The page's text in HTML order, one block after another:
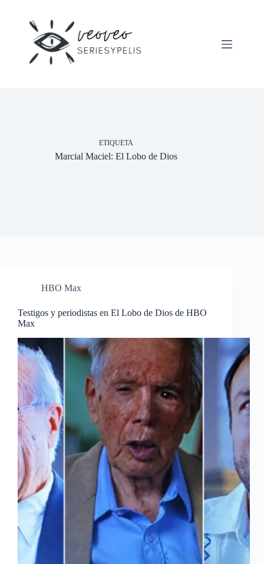
contenido
ETIQUETA
Marcial Maciel: El Lobo de Dios
HBO Max
Testigos y periodistas en El Lobo de Dios de HBO
Max